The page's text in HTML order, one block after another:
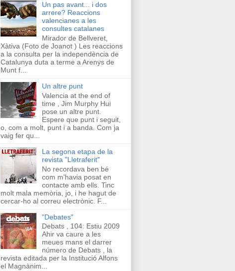
Un pas avant... i dos
arrere? Reaccions
valencianes a les
consultes catalanes
Mirador de Bellveret,
Xàtiva (Foto de Joanot ) Les reaccions
a la consulta per la independència de
Catalunya duta a terme a Arenys de
Munt f...
Un altre punt
Valencia at the end of
time , Jim Murphy Hui
pose un altre punt.
Espere que punt i seguit,
o, com a molt, punt i a banda. Com ja
vaig fer qu...
La segona etapa de la
revista "Lletraferit"
No recordava ben bé
com m'havia posat en
contacte amb ells. Tinc
molt mala memòria, jo, i he hagut de
cercar-ho al correu electrònic. F...
"Debates"
Debats , 104: Estiu 2009
Ahir va caure a les
meues mans el darrer
número de Debats , la
revista editada per la Institució Alfons
el Magnànim...